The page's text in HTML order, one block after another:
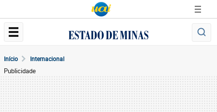
Início Internacional
Publicidade